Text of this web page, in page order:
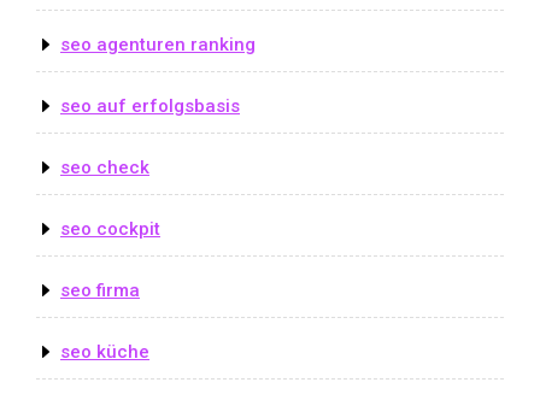
seo agenturen ranking
seo auf erfolgsbasis
seo check
seo cockpit
seo firma
seo küche